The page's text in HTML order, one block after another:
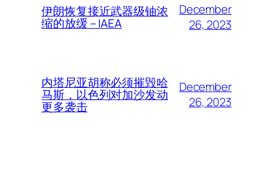
伊朗恢复接近武器级铀浓
缩的放缓 – IAEA
December
26, 2023
内塔尼亚胡称必须摧毁哈
马斯，以色列对加沙发动
更多袭击
December
26, 2023